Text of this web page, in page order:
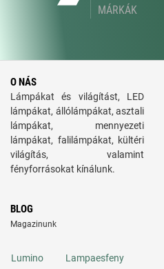
MÁRKÁK
O NÁS
Lámpákat és világítást, LED
lámpákat, állólámpákat, asztali
lámpákat, mennyezeti
lámpákat, falilámpákat, kültéri
világítás, valamint
fényforrásokat kínálunk.
BLOG
Magazinunk
Lumino Lampaesfeny